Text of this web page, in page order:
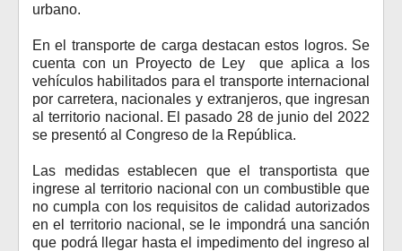
urbano.
En el transporte de carga destacan estos logros. Se
cuenta con un Proyecto de Ley que aplica a los
vehículos habilitados para el transporte internacional
por carretera, nacionales y extranjeros, que ingresan
al territorio nacional. El pasado 28 de junio del 2022
se presentó al Congreso de la República.
Las medidas establecen que el transportista que
ingrese al territorio nacional con un combustible que
no cumpla con los requisitos de calidad autorizados
en el territorio nacional, se le impondrá una sanción
que podrá llegar hasta el impedimento del ingreso al